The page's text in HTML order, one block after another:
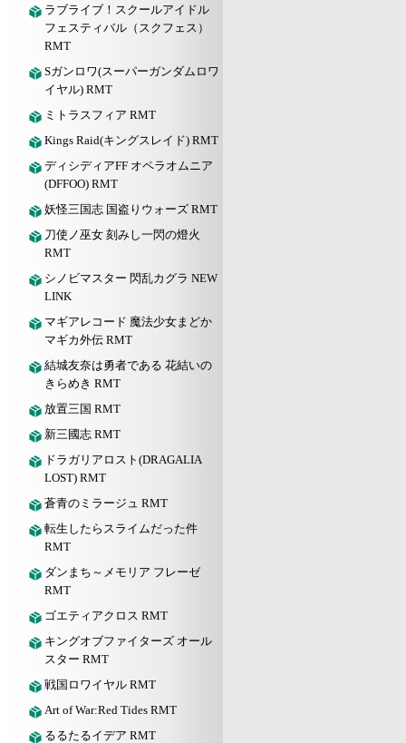
ラブライブ！スクールアイドル
フェスティバル（スクフェス）
RMT
Sガンロワ(スーパーガンダムロワ
イヤル) RMT
ミトラスフィア RMT
Kings Raid(キングスレイド) RMT
ディシディアFF オペラオムニア
(DFFOO) RMT
妖怪三国志 国盗りウォーズ RMT
刀使ノ巫女 刻みし一閃の燈火
RMT
シノビマスター 閃乱カグラ NEW
LINK
マギアレコード 魔法少女まどか
マギカ外伝 RMT
結城友奈は勇者である 花結いの
きらめき RMT
放置三国 RMT
新三國志 RMT
ドラガリアロスト(DRAGALIA
LOST) RMT
蒼青のミラージュ RMT
転生したらスライムだった件
RMT
ダンまち～メモリア フレーゼ
RMT
ゴエティアクロス RMT
キングオブファイターズ オール
スター RMT
戦国ロワイヤル RMT
Art of War:Red Tides RMT
るるたるイデア RMT